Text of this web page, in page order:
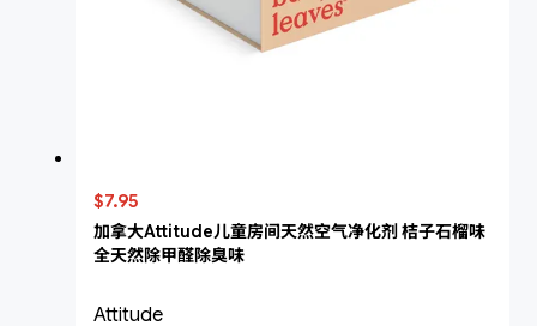
$7.95
加拿大Attitude儿童房间天然空气净化剂 桔子石榴味
全天然除甲醛除臭味
Attitude